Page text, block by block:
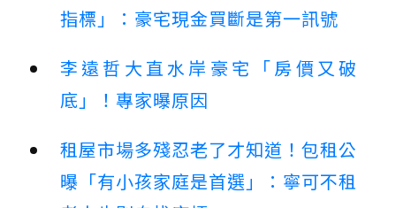
指標」：豪宅現金買斷是第一訊號
李遠哲大直水岸豪宅「房價又破
底」！專家曝原因
租屋市場多殘忍老了才知道！包租公
曝「有小孩家庭是首選」：寧可不租